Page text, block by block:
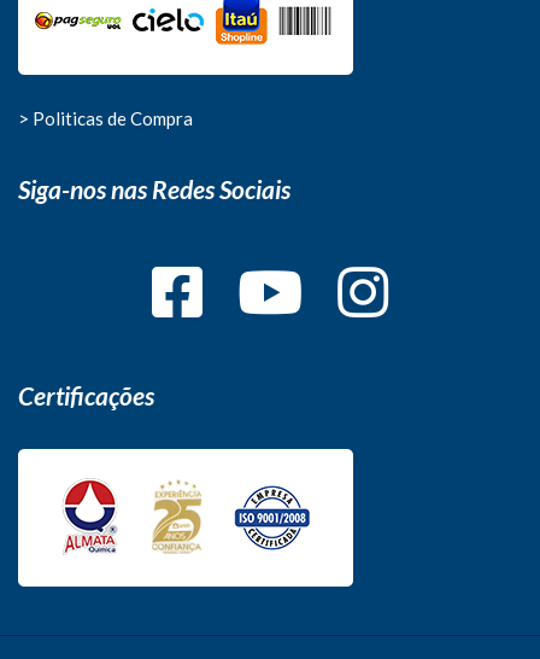
> Politicas de Compra
Siga-nos nas Redes Sociais
Certificações